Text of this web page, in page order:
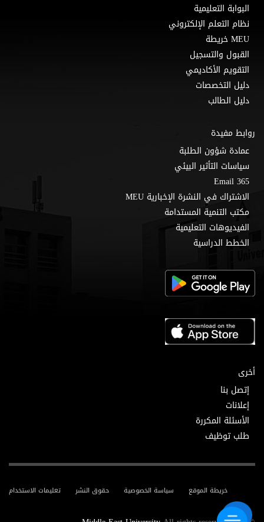
البوابة التعليمية
نظام التعلم الإلكتروني
MEU خريطة
القبول والتسجيل
التقويم الأكاديمي
دليل التخصصات
دليل الطالب
روابط مفيدة
عمادة شؤون الطلبة
سياسات التأثير البيئي
Email 365
الاشتراك في النشرة الإخبارية MEU
مكتب التنمية المستدامة
الفيديوهات التعليمية
الخطط الدراسية
أخرى
إتصل بنا
إعلانات
الأسئلة المكررة
طلب توظيف
تعليمات الاستخدام حقوق النشر سياسة الخصوصية خريطة الموقع